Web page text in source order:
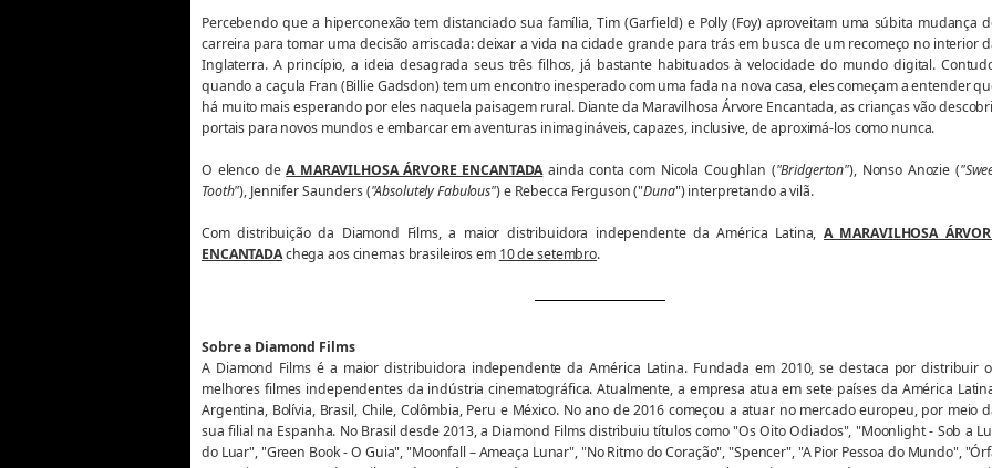
Percebendo que a hiperconexão tem distanciado sua família, Tim (Garfield) e Polly (Foy) aproveitam uma súbita mudança
carreira para tomar uma decisão arriscada: deixar a vida na cidade grande para trás em busca de um recomeço no interior
Inglaterra. A princípio, a ideia desagrada seus três filhos, já bastante habituados à velocidade do mundo digital.
quando a caçula Fran (Billie Gadsdon) tem um encontro inesperado com uma fada na nova casa, eles começam a entender
há muito mais esperando por eles naquela paisagem rural. Diante da Maravilhosa Árvore Encantada, as crianças vão
portais para novos mundos e embarcar em aventuras inimagináveis, capazes, inclusive, de aproximá-los como nunca.
O elenco deA MARAVILHOSA ÁRVORE ENCANTADAainda conta com Nicola Coughlan ("Bridgerton"), Nonso Anozie (
Tooth"), Jennifer Saunders ("Absolutely Fabulous") e Rebecca Ferguson ("Duna") interpretando a vilã.
Com distribuição da Diamond Films, a maior distribuidora independente da América Latina, A MARAVILHOSA
ENCANTADAchega aos cinemas brasileiros em 10 de setembro.
Sobre a Diamond Films
A Diamond Films é a maior distribuidora independente da América Latina. Fundada em 2010, se destaca por distribuir
melhores filmes independentes da indústria cinematográfica. Atualmente, a empresa atua em sete países da América
Argentina, Bolívia, Brasil, Chile, Colômbia, Peru e México. No ano de 2016 começou a atuar no mercado europeu, por meio
sua filial na Espanha. No Brasil desde 2013, a Diamond Films distribuiu títulos como "Os Oito Odiados", "Moonlight - Sob a
do Luar", "Green Book - O Guia", "Moonfall – Ameaça Lunar", "No Ritmo do Coração", "Spencer", "A Pior Pessoa do Mundo",